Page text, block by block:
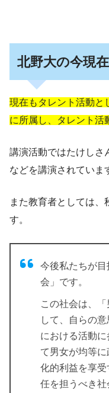
北野大の今現
現在もタレント活動と
に所属し、タレント活
講演活動ではたけしさ
などを講演されていま
また教育者としては、
す。
今後私たちが
会」です。
この社会は、
して、自らの
における活動
て男女が均等
化的利益を享
任を担うべき社